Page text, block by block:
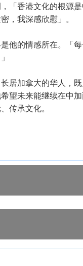
「香港文化的根源
，我深感欣慰」。
他的情感所在。「
居加拿大的华人，
望未来能继续在中
传承文化。